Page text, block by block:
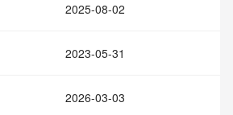
2025-08-02
2023-05-31
2026-03-03